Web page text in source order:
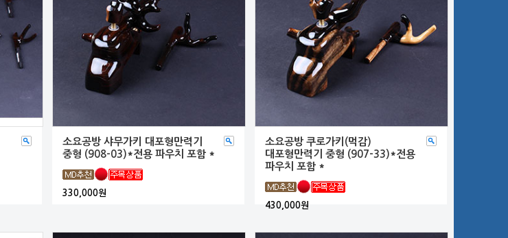
소요공방 샤무가키 대포형만력기
중형 (908-03)*전용 파우치 포함 *
330,000원
소요공방 쿠로가키(먹감)
대포형만력기 중형 (907-33)*전용
파우치 포함 *
430,000원